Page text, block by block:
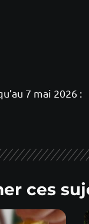
7 mai 2026 :
ces